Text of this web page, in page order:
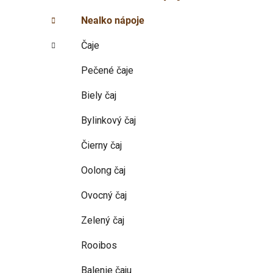
a
n
i
Nealko nápoje
Čaje
Pečené čaje
Biely čaj
Bylinkový čaj
Čierny čaj
Oolong čaj
Ovocný čaj
Zelený čaj
Rooibos
Balenie čaju